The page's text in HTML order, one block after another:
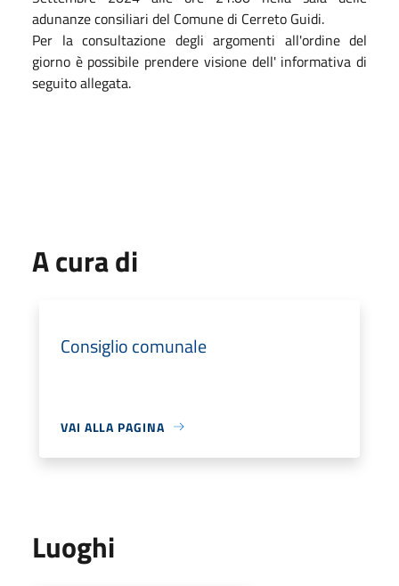
adunanze consiliari del Comune di Cerreto Guidi.
Per la consultazione degli argomenti all'ordine del
giorno è possibile prendere visione dell' informativa di
seguito allegata.
A cura di
Consiglio comunale
VAI ALLA PAGINA
Luoghi